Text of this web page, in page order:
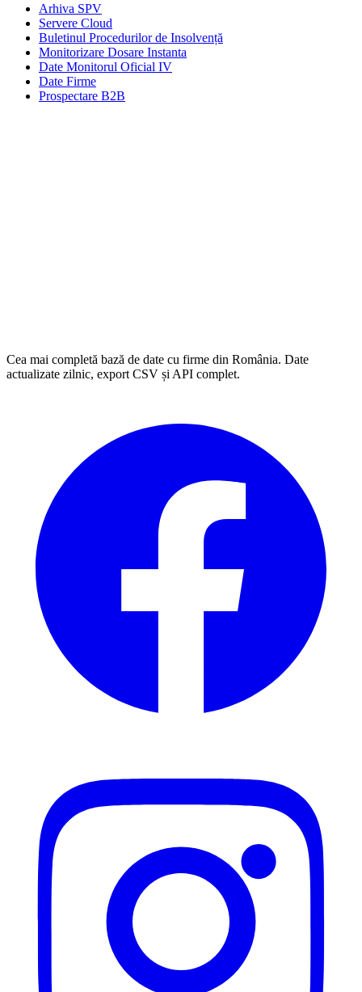
Arhiva SPV
Servere Cloud
Buletinul Procedurilor de Insolvență
Monitorizare Dosare Instanta
Date Monitorul Oficial IV
Date Firme
Prospectare B2B
Cea mai completă bază de date cu firme din România. Date
actualizate zilnic, export CSV și API complet.